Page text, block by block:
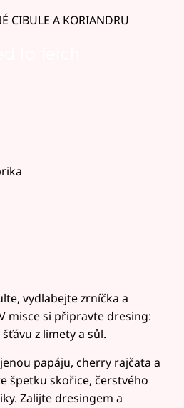
CIBULE A KORIANDRU
vydlabejte zrníčka a
misce si připravte dresing:
z limety a sůl.
papáju, cherry rajčata a
špetku skořice, čerstvého
Zalijte dresingem a